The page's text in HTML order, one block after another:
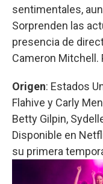
sentimentales,
Sorprenden las
presencia de
Cameron Mitchell.
Origen: Estados
Flahive y Carly
Betty Gilpin,
Disponible en
su primera